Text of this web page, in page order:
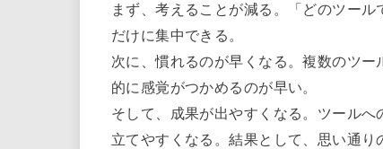
まず、考えることが減る。「どのツー
だけに集中できる。
次に、慣れるのが早くなる。複数のツ
的に感覚がつかめるのが早い。
そして、成果が出やすくなる。ツール
立てやすくなる。結果として、思い通り